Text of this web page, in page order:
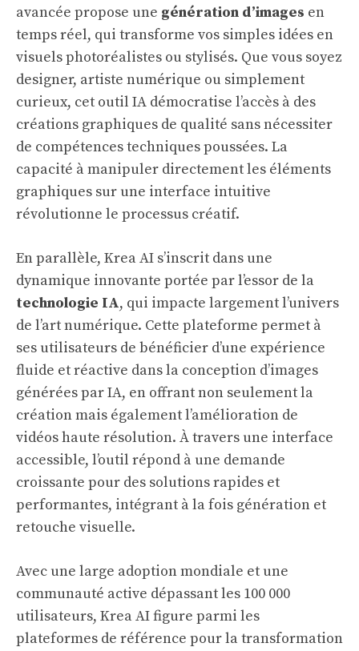
avancée propose une génération d’images en
temps réel, qui transforme vos simples idées en
visuels photoréalistes ou stylisés. Que vous soyez
designer, artiste numérique ou simplement
curieux, cet outil IA démocratise l’accès à des
créations graphiques de qualité sans nécessiter
de compétences techniques poussées. La
capacité à manipuler directement les éléments
graphiques sur une interface intuitive
révolutionne le processus créatif.
En parallèle, Krea AI s’inscrit dans une
dynamique innovante portée par l’essor de la
technologie IA, qui impacte largement l’univers
de l’art numérique. Cette plateforme permet à
ses utilisateurs de bénéficier d’une expérience
fluide et réactive dans la conception d’images
générées par IA, en offrant non seulement la
création mais également l’amélioration de
vidéos haute résolution. À travers une interface
accessible, l’outil répond à une demande
croissante pour des solutions rapides et
performantes, intégrant à la fois génération et
retouche visuelle.
Avec une large adoption mondiale et une
communauté active dépassant les 100 000
utilisateurs, Krea AI figure parmi les
plateformes de référence pour la transformation